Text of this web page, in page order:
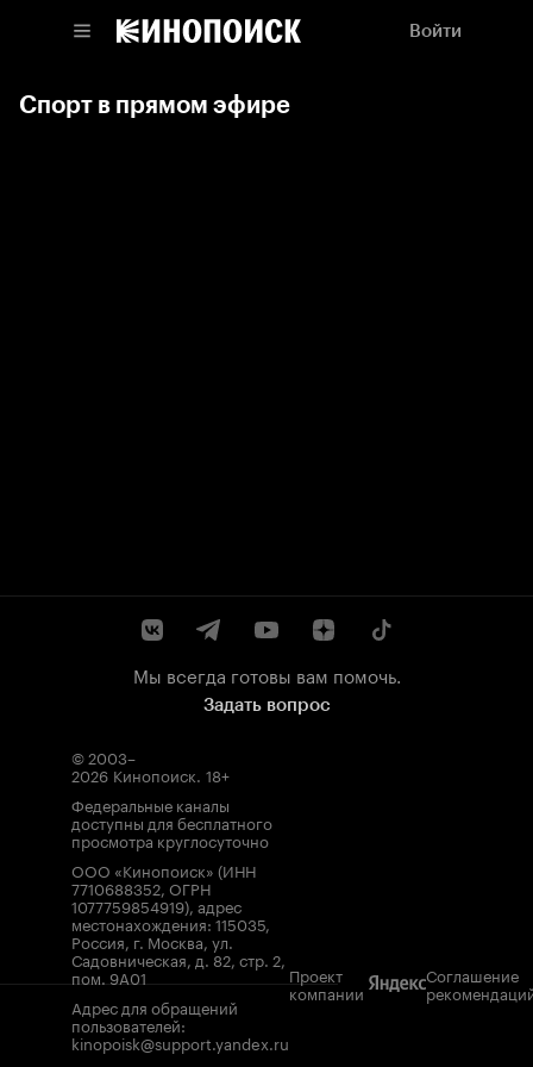
Войти
Спорт в прямом эфире
Мы всегда готовы вам помочь.
Задать вопрос
© 2003–
2026 Кинопоиск. 18+
Федеральные каналы
доступны для бесплатного
просмотра круглосуточно
ООО «Кинопоиск» (ИНН
7710688352, ОГРН
1077759854919), адрес
местонахождения: 115035,
Россия, г. Москва, ул.
Садовническая, д. 82, стр. 2,
пом. 9А01
Адрес для обращений
пользователей:
kinopoisk@support.yandex.ru
Проект
компании
Соглашение